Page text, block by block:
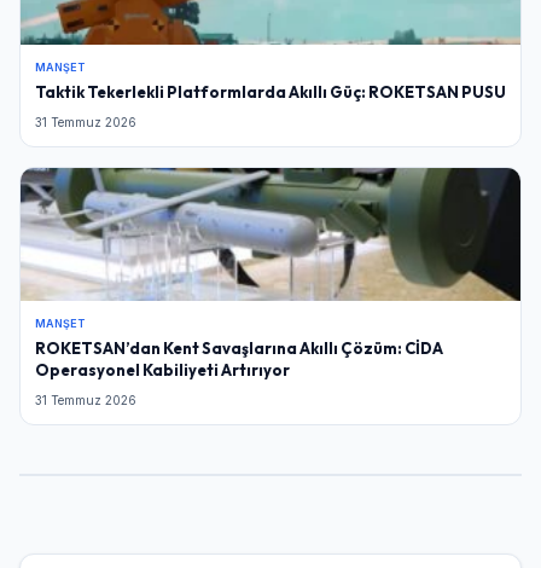
MANŞET
Taktik Tekerlekli Platformlarda Akıllı Güç: ROKETSAN PUSU
31 Temmuz 2026
MANŞET
ROKETSAN’dan Kent Savaşlarına Akıllı Çözüm: CİDA
Operasyonel Kabiliyeti Artırıyor
31 Temmuz 2026